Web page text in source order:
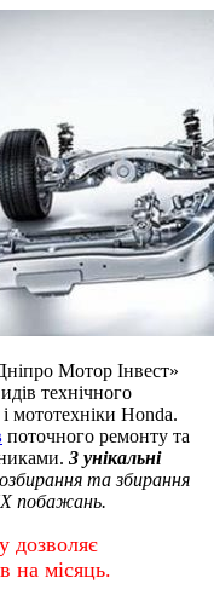
Мотор Інвест»
технічного
мототехніки Honda.
поточного ремонту та
3 унікальні
та збирання
побажань.
дозволяє
на місяць.